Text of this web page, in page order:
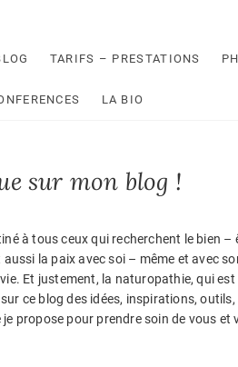
TARIFS – PRESTATIONS
LA BIO
sur mon blog !
à tous ceux qui recherchent le bien
aussi la paix avec soi – même et avec
Et justement, la naturopathie, qui
ce blog des idées, inspirations,
propose pour prendre soin de vous et